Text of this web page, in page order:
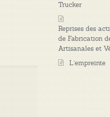
Trucker
Reprises des
de Fabrication
Artisanales et
L’empreinte